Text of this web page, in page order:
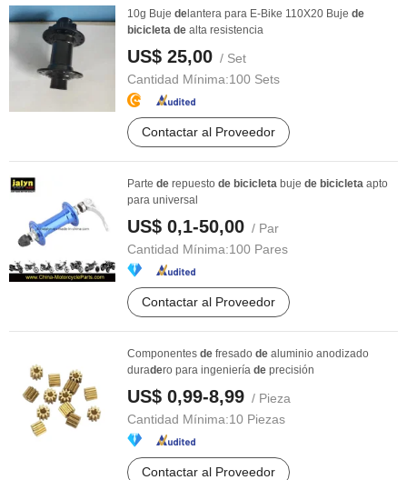
10g Buje de lantera para E-Bike 110X20 Buje de
bicicleta de alta resistencia
US$ 25,00 / Set
Cantidad Mínima:100 Sets
Contactar al Proveedor
Parte de repuesto de bicicleta buje de bicicleta apto
para universal
US$ 0,1-50,00 / Par
Cantidad Mínima:100 Pares
Contactar al Proveedor
Componentes de fresado de aluminio anodizado
duradero para ingeniería de precisión
US$ 0,99-8,99 / Pieza
Cantidad Mínima:10 Piezas
Contactar al Proveedor